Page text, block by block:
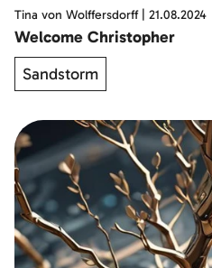
Tina von Wolffersdorff| 21.08.2024
Welcome Christopher
Sandstorm